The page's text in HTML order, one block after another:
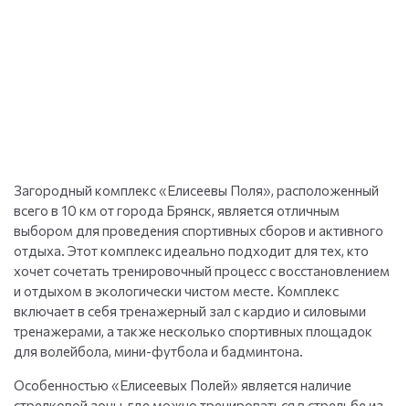
Загородный комплекс «Елисеевы Поля», расположенный
всего в 10 км от города Брянск, является отличным
выбором для проведения спортивных сборов и активного
отдыха. Этот комплекс идеально подходит для тех, кто
хочет сочетать тренировочный процесс с восстановлением
и отдыхом в экологически чистом месте. Комплекс
включает в себя тренажерный зал с кардио и силовыми
тренажерами, а также несколько спортивных площадок
для волейбола, мини-футбола и бадминтона.
Особенностью «Елисеевых Полей» является наличие